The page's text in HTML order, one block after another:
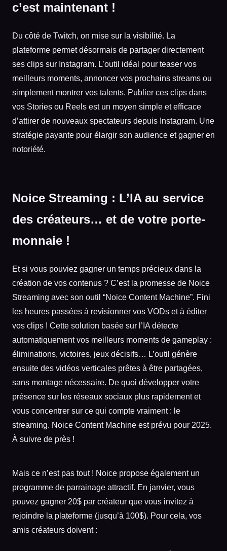
c’est maintenant !
Du côté de Twitch, on mise sur la visibilité. La
plateforme permet désormais de partager directement
ses clips sur Instagram. L’outil idéal pour teaser vos
meilleurs moments, annoncer vos prochains streams ou
simplement montrer vos talents. Publier ces clips dans
vos Stories ou Reels est un moyen simple et efficace
d’attirer de nouveaux spectateurs depuis Instagram. Une
stratégie payante pour élargir son audience et gagner en
notoriété.
Noice Streaming : L’IA au service
des créateurs… et de votre porte-
monnaie !
Et si vous pouviez gagner un temps précieux dans la
création de vos contenus ? C’est la promesse de Noice
Streaming avec son outil “Noice Content Machine”. Fini
les heures passées à revisionner vos VODs et à éditer
vos clips ! Cette solution basée sur l’IA détecte
automatiquement vos meilleurs moments de gameplay :
éliminations, victoires, jeux décisifs… L’outil génère
ensuite des vidéos verticales prêtes à être partagées,
sans montage nécessaire. De quoi développer votre
présence sur les réseaux sociaux plus rapidement et
vous concentrer sur ce qui compte vraiment : le
streaming. Noice Content Machine est prévu pour 2025.
À suivre de près !
Mais ce n’est pas tout ! Noice propose également un
programme de parrainage attractif. En janvier, vous
pouvez gagner 20$ par créateur que vous invitez à
rejoindre la plateforme (jusqu’à 100$). Pour cela, vos
amis créateurs doivent :